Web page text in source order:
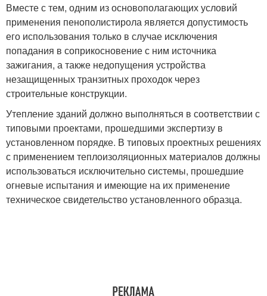
Вместе с тем, одним из основополагающих условий
применения пенополистирола является допустимость
его использования только в случае исключения
попадания в соприкосновение с ним источника
зажигания, а также недопущения устройства
незащищенных транзитных проходок через
строительные конструкции.
Утепление зданий должно выполняться в соответствии с
типовыми проектами, прошедшими экспертизу в
установленном порядке. В типовых проектных решениях
с применением теплоизоляционных материалов должны
использоваться исключительно системы, прошедшие
огневые испытания и имеющие на их применение
техническое свидетельство установленного образца.